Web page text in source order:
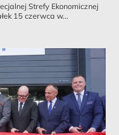
Strefy Ekonomicznej
15 czerwca w...